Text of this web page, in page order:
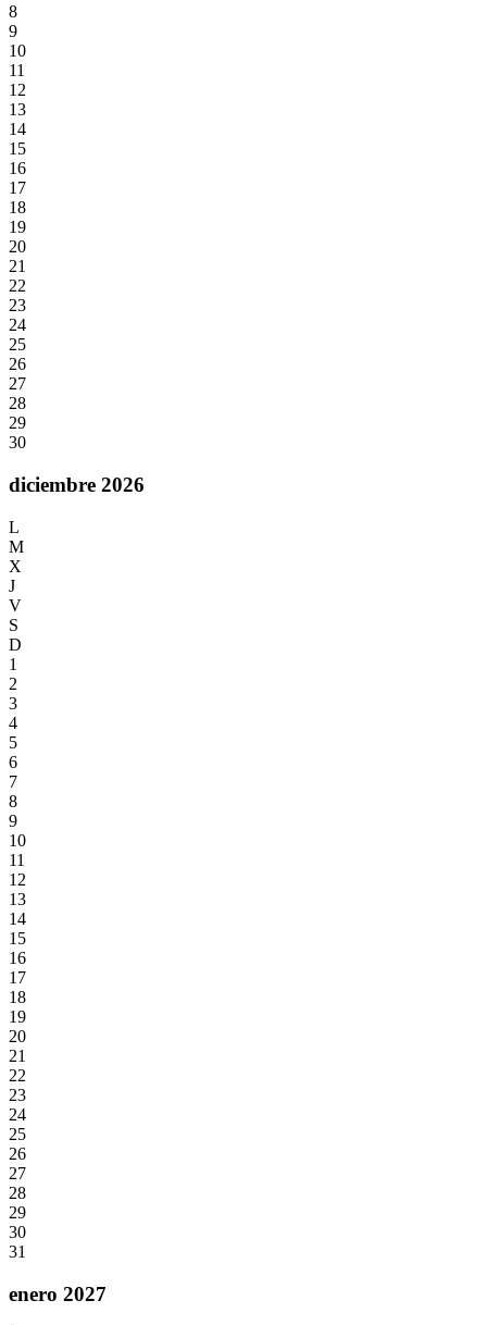
8
9
10
11
12
13
14
15
16
17
18
19
20
21
22
23
24
25
26
27
28
29
30
diciembre 2026
L
M
X
J
V
S
D
1
2
3
4
5
6
7
8
9
10
11
12
13
14
15
16
17
18
19
20
21
22
23
24
25
26
27
28
29
30
31
enero 2027